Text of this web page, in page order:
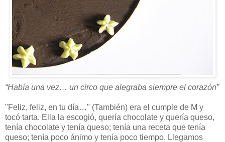
“Había una vez… un circo que alegraba siempre el corazón”
"Feliz, feliz, en tu día…" (También) era el cumple de M y
tocó tarta. Ella la escogió, quería chocolate y quería queso,
tenía chocolate y tenía queso; tenía una receta que tenía
queso; tenía poco ánimo y tenía poco tiempo. Llegamos